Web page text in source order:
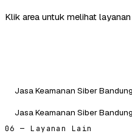
Klik area untuk melihat
Jasa Keamanan Siber Bandung
Jasa Keamanan Siber Bandung
06 — Layanan Lain